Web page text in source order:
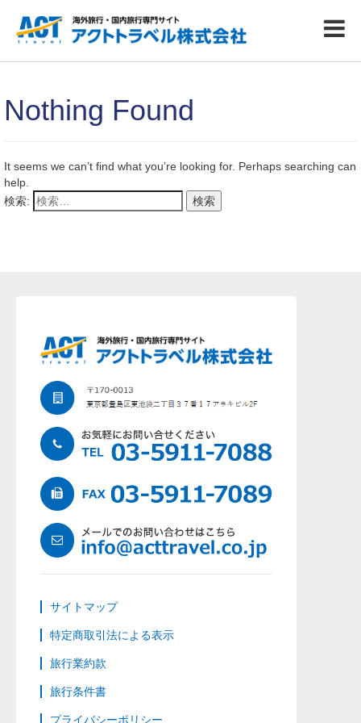
Nothing Found
It seems we can’t find what you’re looking for. Perhaps searching can
help.
検索:
サイトマップ
特定商取引法による表示
旅行業約款
旅行条件書
プライバシーポリシー